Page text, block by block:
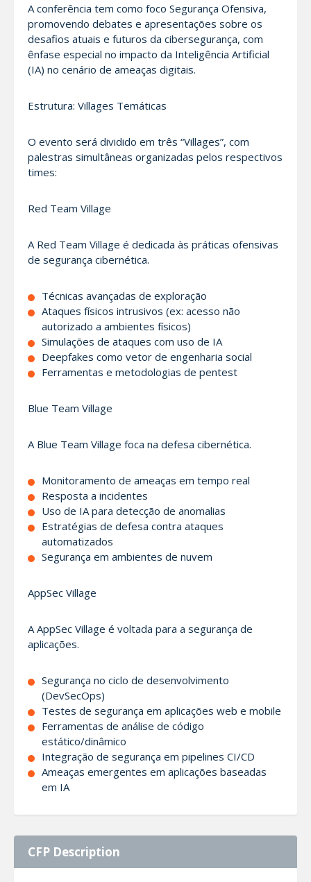
A conferência tem como foco Segurança Ofensiva,
promovendo debates e apresentações sobre os
desafios atuais e futuros da cibersegurança, com
ênfase especial no impacto da Inteligência Artificial
(IA) no cenário de ameaças digitais.
Estrutura: Villages Temáticas
O evento será dividido em três “Villages”, com
palestras simultâneas organizadas pelos respectivos
times:
Red Team Village
A Red Team Village é dedicada às práticas ofensivas
de segurança cibernética.
Técnicas avançadas de exploração
Ataques físicos intrusivos (ex: acesso não
autorizado a ambientes físicos)
Simulações de ataques com uso de IA
Deepfakes como vetor de engenharia social
Ferramentas e metodologias de pentest
Blue Team Village
A Blue Team Village foca na defesa cibernética.
Monitoramento de ameaças em tempo real
Resposta a incidentes
Uso de IA para detecção de anomalias
Estratégias de defesa contra ataques
automatizados
Segurança em ambientes de nuvem
AppSec Village
A AppSec Village é voltada para a segurança de
aplicações.
Segurança no ciclo de desenvolvimento
(DevSecOps)
Testes de segurança em aplicações web e mobile
Ferramentas de análise de código
estático/dinâmico
Integração de segurança em pipelines CI/CD
Ameaças emergentes em aplicações baseadas
em IA
CFP Description